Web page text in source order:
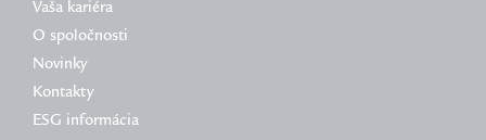
Vaša kariéra
O spoločnosti
Novinky
Kontakty
ESG informácia